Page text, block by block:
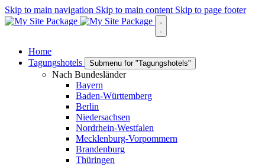
Skip to main navigation Skip to main content Skip to page footer
Home
Tagungshotels
Submenu for "Tagungshotels"
Nach Bundesländer
Bayern
Baden-Württemberg
Berlin
Niedersachsen
Nordrhein-Westfalen
Mecklenburg-Vorpommern
Brandenburg
Thüringen